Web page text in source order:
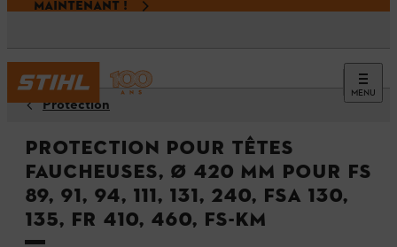
MAINTENANT !
MENU
Protection
Protection pour têtes
faucheuses, Ø 420 mm pour FS
89, 91, 94, 111, 131, 240, FSA 130,
135, FR 410, 460, FS-KM